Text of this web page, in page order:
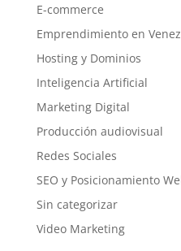
E-commerce
Emprendimiento en
Hosting y Dominios
Inteligencia Artificial
Marketing Digital
Producción audiovisual
Redes Sociales
SEO y Posicionamiento
Sin categorizar
Video Marketing